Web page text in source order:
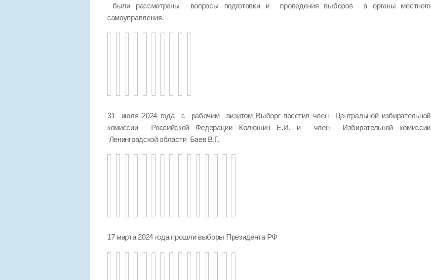
были рассмотрены вопросы подготовки и проведения выборов в органы местного
самоуправления.
31 июля 2024 года с рабочим визитом Выборг посетил член Центральной избирательной
комиссии Российской Федерации Колюшин Е.И. и член Избирательной комиссии
Ленинградской области Баев В.Г.
17 марта 2024 года.прошли выборы Президента РФ